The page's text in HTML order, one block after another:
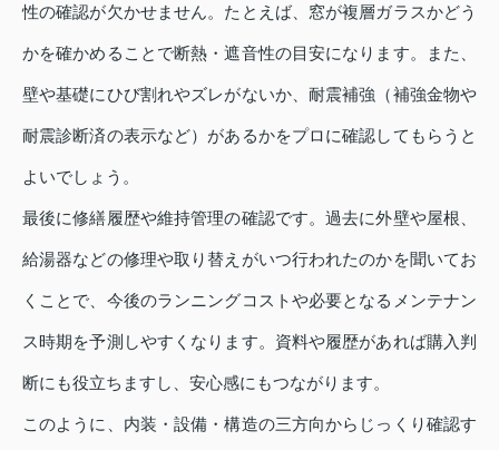
性の確認が欠かせません。たとえば、窓が複層ガラスかどう
かを確かめることで断熱・遮音性の目安になります。また、
壁や基礎にひび割れやズレがないか、耐震補強（補強金物や
耐震診断済の表示など）があるかをプロに確認してもらうと
よいでしょう。
最後に修繕履歴や維持管理の確認です。過去に外壁や屋根、
給湯器などの修理や取り替えがいつ行われたのかを聞いてお
くことで、今後のランニングコストや必要となるメンテナン
ス時期を予測しやすくなります。資料や履歴があれば購入判
断にも役立ちますし、安心感にもつながります。
このように、内装・設備・構造の三方向からじっくり確認す